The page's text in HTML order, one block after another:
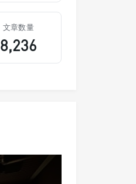
文章数量
8,236